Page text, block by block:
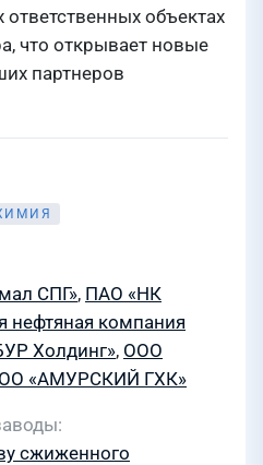
объектах
что открывает новые
партнеров
СПГ», ПАО «НК
нефтяная компания
Холдинг», ООО
«АМУРСКИЙ ГХК»
сжиженного